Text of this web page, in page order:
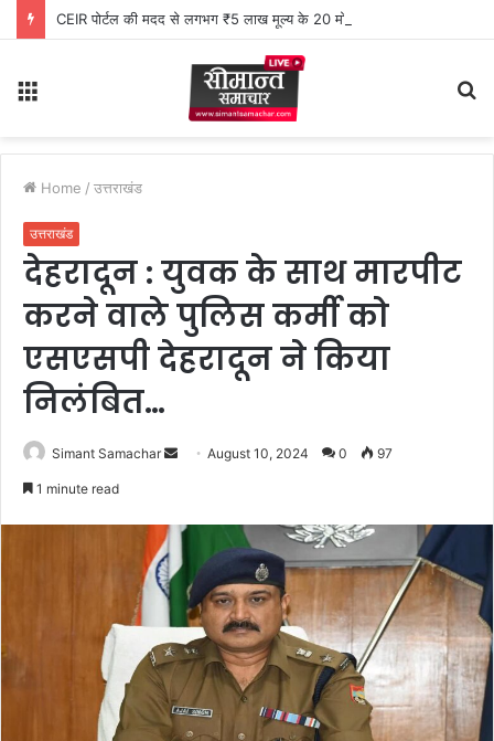
CEIR पोर्टल की मदद से लगभग ₹5 लाख मूल्य के 20 मोबाइल फोन बरामद
Home / उत्तराखंड
उत्तराखंड
देहरादून : युवक के साथ मारपीट
करने वाले पुलिस कर्मी को
एसएसपी देहरादून ने किया
निलंबित…
Simant Samachar
d
a
m
a
l
August 10, 2024 0 97
1 minute read